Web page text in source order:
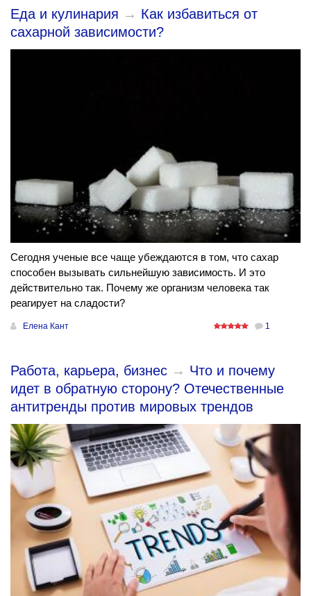
Еда и кулинария → Как избавиться от
сахарной зависимости?
Сегодня ученые все чаще убеждаются в том, что сахар
способен вызывать сильнейшую зависимость. И это
действительно так. Почему же организм человека так
реагирует на сладости?
Елена Кант 1
Работа, карьера, бизнес → Что и почему
идет в обратную сторону? Отечественные
антитренды против мировых трендов